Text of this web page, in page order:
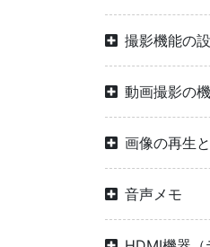
撮影機能の
動画撮影の
画像の再生
音声メモ